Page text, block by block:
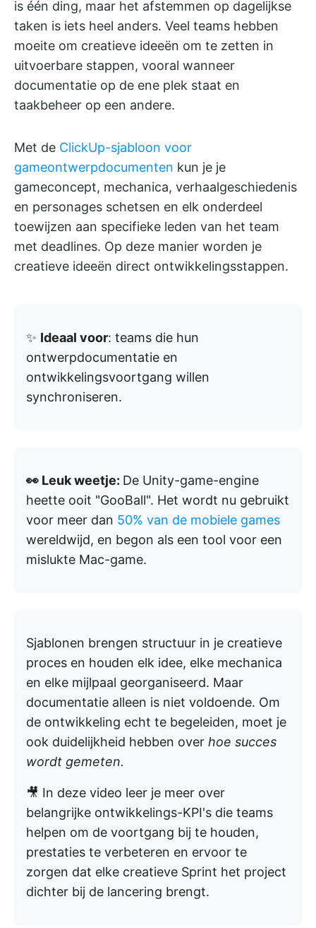
is één ding, maar het afstemmen op dagelijkse
taken is iets heel anders. Veel teams hebben
moeite om creatieve ideeën om te zetten in
uitvoerbare stappen, vooral wanneer
documentatie op de ene plek staat en
taakbeheer op een andere.
Met de ClickUp-sjabloon voor
gameontwerpdocumenten kun je je
gameconcept, mechanica, verhaalgeschiedenis
en personages schetsen en elk onderdeel
toewijzen aan specifieke leden van het team
met deadlines. Op deze manier worden je
creatieve ideeën direct ontwikkelingsstappen.
✨ Ideaal voor: teams die hun
ontwerpdocumentatie en
ontwikkelingsvoortgang willen
synchroniseren.
👀 Leuk weetje: De Unity-game-engine
heette ooit "GooBall". Het wordt nu gebruikt
voor meer dan 50% van de mobiele games
wereldwijd, en begon als een tool voor een
mislukte Mac-game.
Sjablonen brengen structuur in je creatieve
proces en houden elk idee, elke mechanica
en elke mijlpaal georganiseerd. Maar
documentatie alleen is niet voldoende. Om
de ontwikkeling echt te begeleiden, moet je
ook duidelijkheid hebben over hoe succes
wordt gemeten.
🎥 In deze video leer je meer over
belangrijke ontwikkelings-KPI's die teams
helpen om de voortgang bij te houden,
prestaties te verbeteren en ervoor te
zorgen dat elke creatieve Sprint het project
dichter bij de lancering brengt.